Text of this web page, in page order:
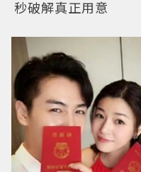
秒破解真正用意